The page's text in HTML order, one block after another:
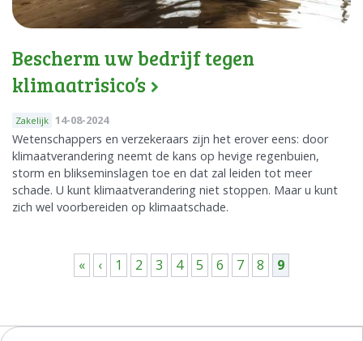
Bescherm uw bedrijf tegen
klimaatrisico’s
Zakelijk 14-08-2024
Wetenschappers en verzekeraars zijn het erover eens: door
klimaatverandering neemt de kans op hevige regenbuien,
storm en blikseminslagen toe en dat zal leiden tot meer
schade. U kunt klimaatverandering niet stoppen. Maar u kunt
zich wel voorbereiden op klimaatschade.
Pagina's« ‹ 1 2 3 4 5 6 7 8 9